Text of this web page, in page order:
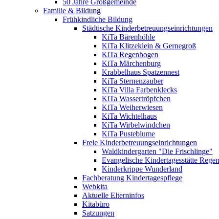
50 Jahre Großgemeinde
Familie & Bildung
Frühkindliche Bildung
Städtische Kinderbetreuungseinrichtungen
KiTa Bärenhöhle
KiTa Klitzeklein & Gernegroß
KiTa Regenbogen
KiTa Märchenburg
Krabbelhaus Spatzennest
KiTa Sternenzauber
KiTa Villa Farbenklecks
KiTa Wassertröpfchen
KiTa Weiherwiesen
KiTa Wichtelhaus
KiTa Wirbelwindchen
KiTa Pusteblume
Freie Kinderbetreuungseinrichtungen
Waldkindergarten "Die Frischlinge"
Evangelische Kindertagesstätte
Kinderkrippe Wunderland
Fachberatung Kindertagespflege
Webkita
Aktuelle Elterninfos
Kitabüro
Satzungen